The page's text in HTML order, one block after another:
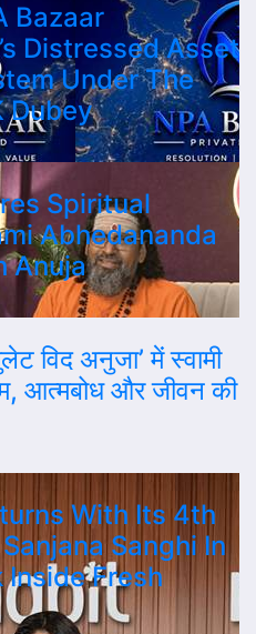
Bazaar
Distressed Asset
Under The
Dubey
Spiritual
Abhedananda
Anuja
विद अनुजा’ में स्वामी
आत्मबोध और जीवन की
With Its 4th
Sanghi In
Inside Fresh